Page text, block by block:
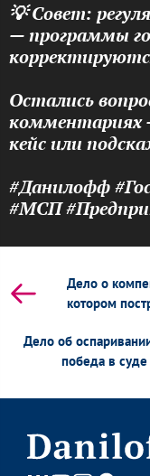
💡 Совет:
— программы
Остались
комментариях
кейс или
#Данилофф
#МСП
Дело о
котором
Дело об
победа в